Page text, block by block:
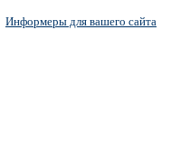
Информеры для вашего сайта